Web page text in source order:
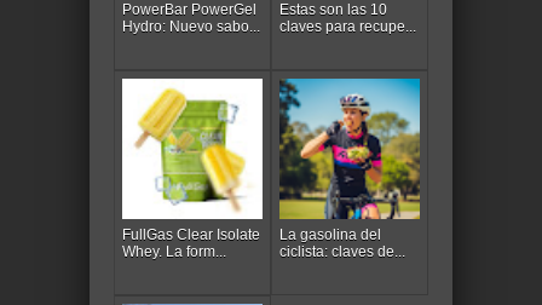
PowerBar PowerGel
Hydro: Nuevo sabo...
Estas son las 10
claves para recupe...
FullGas Clear Isolate
Whey. La form...
La gasolina del
ciclista: claves de...